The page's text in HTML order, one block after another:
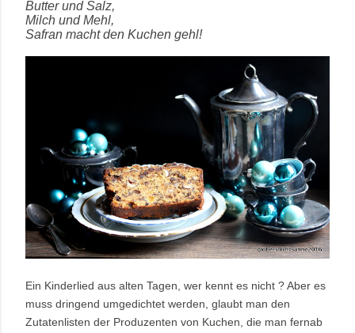
Butter und Salz,
Milch und Mehl,
Safran macht den Kuchen gehl!
Ein Kinderlied aus alten Tagen, wer kennt es nicht ? Aber es
muss dringend umgedichtet werden, glaubt man den
Zutatenlisten der Produzenten von Kuchen, die man fernab